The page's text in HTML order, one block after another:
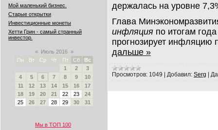
Мой маленький бизнес.
Старые открытки
Инвестиционные монеты
Хетти Грин - самый странный
инвестор.
« Июль 2016 »
Пн
Вт Ср Чт Пт Сб
Вс
1
2
3
4
5 6 7 8 9
10
11
12 13 14 15 16
17
18
19 20 21 22 23
24
25
26 27 28 29 30 31
Мы в ТОП 100
держалась на уровне
Глава
инфляция по итогам
прогнозирует инфляцию
дальше »
Просмотров: 1049 Добавил: Serg